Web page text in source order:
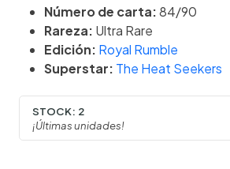
Número de carta:84/90
Rareza: Ultra Rare
Edición: Royal Rumble
Superstar: The Heat Seekers
STOCK: 2
¡Últimas unidades!